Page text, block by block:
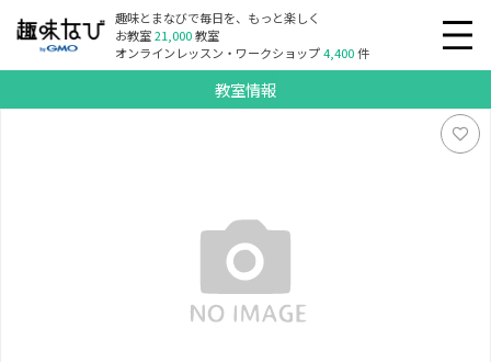
趣味とまなびで毎日を、もっと楽しく
お教室21,000教室
オンラインレッスン・ワークショップ4,400件
教室情報